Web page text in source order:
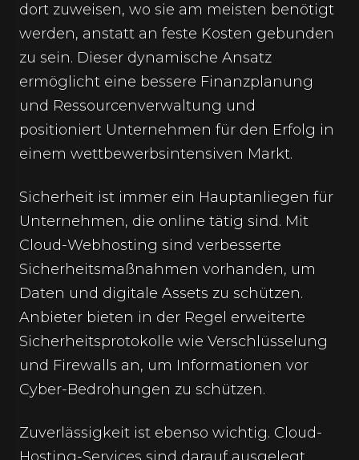
dort zuweisen, wo sie am meisten benötigt
werden, anstatt an feste Kosten gebunden
zu sein. Dieser dynamische Ansatz
ermöglicht eine bessere Finanzplanung
und Ressourcenverwaltung und
positioniert Unternehmen für den Erfolg in
einem wettbewerbsintensiven Markt.
Sicherheit ist immer ein Hauptanliegen für
Unternehmen, die online tätig sind. Mit
Cloud-Webhosting sind verbesserte
Sicherheitsmaßnahmen vorhanden, um
Daten und digitale Assets zu schützen.
Anbieter bieten in der Regel erweiterte
Sicherheitsprotokolle wie Verschlüsselung
und Firewalls an, um Informationen vor
Cyber-Bedrohungen zu schützen.
Zuverlässigkeit ist ebenso wichtig. Cloud-